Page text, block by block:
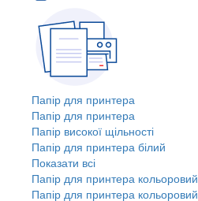
Папір для принтера
Папір для принтера
Папір високої щільності
Папір для принтера білий
Показати всі
Папір для принтера кольоровий
Папір для принтера кольоровий